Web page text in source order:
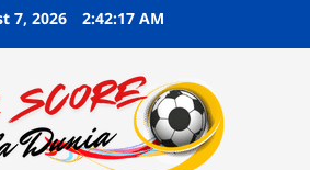
7, 2026 2:42:18 AM